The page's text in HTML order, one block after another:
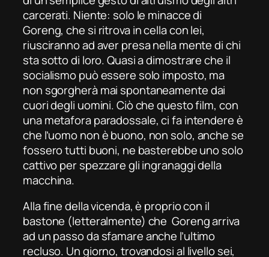
carcerati. Niente: solo le minacce di
Goreng, che si ritrova in cella con lei,
riusciranno ad aver presa nella mente di chi
sta sotto di loro. Quasi a dimostrare che il
socialismo può essere solo imposto, ma
non sgorgherà mai spontaneamente dai
cuori degli uomini. Ciò che questo film, con
una metafora paradossale, ci fa intendere è
che l’uomo non è buono, non solo, anche se
fossero tutti buoni, ne basterebbe uno solo
cattivo per spezzare gli ingranaggi della
macchina.
Alla fine della vicenda, è proprio con il
bastone (letteralmente) che Goreng arriva
ad un passo da sfamare anche l’ultimo
recluso. Un giorno, trovandosi al livello sei,